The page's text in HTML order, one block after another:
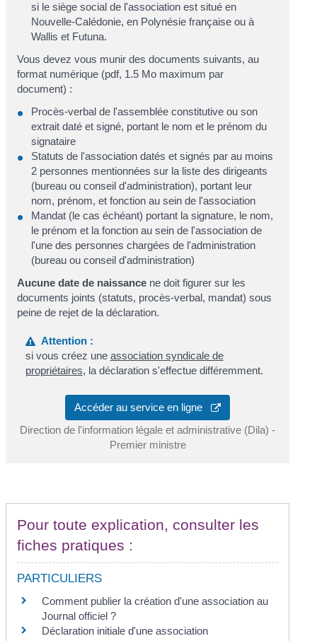
si le siège social de l'association est situé en
Nouvelle-Calédonie, en Polynésie française ou à
Wallis et Futuna.
Vous devez vous munir des documents suivants, au
format numérique (pdf, 1.5 Mo maximum par
document) :
Procès-verbal de l'assemblée constitutive ou son
extrait daté et signé, portant le nom et le prénom du
signataire
Statuts de l'association datés et signés par au moins
2 personnes mentionnées sur la liste des dirigeants
(bureau ou conseil d'administration), portant leur
nom, prénom, et fonction au sein de l'association
Mandat (le cas échéant) portant la signature, le nom,
le prénom et la fonction au sein de l'association de
l'une des personnes chargées de l'administration
(bureau ou conseil d'administration)
Aucune date de naissance ne doit figurer sur les
documents joints (statuts, procès-verbal, mandat) sous
peine de rejet de la déclaration.
Attention :
si vous créez une association syndicale de
propriétaires, la déclaration s'effectue différemment.
Accéder au service en ligne
Direction de l'information légale et administrative (Dila) -
Premier ministre
Pour toute explication, consulter les
fiches pratiques :
PARTICULIERS
Comment publier la création d'une association au
Journal officiel ?
Déclaration initiale d'une association